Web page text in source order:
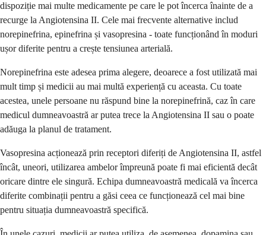
dispoziție mai multe medicamente pe care le pot încerca înainte de a
recurge la Angiotensina II. Cele mai frecvente alternative includ
norepinefrina, epinefrina și vasopresina - toate funcționând în moduri
ușor diferite pentru a crește tensiunea arterială.
Norepinefrina este adesea prima alegere, deoarece a fost utilizată mai
mult timp și medicii au mai multă experiență cu aceasta. Cu toate
acestea, unele persoane nu răspund bine la norepinefrină, caz în care
medicul dumneavoastră ar putea trece la Angiotensina II sau o poate
adăuga la planul de tratament.
Vasopresina acționează prin receptori diferiți de Angiotensina II, astfel
încât, uneori, utilizarea ambelor împreună poate fi mai eficientă decât
oricare dintre ele singură. Echipa dumneavoastră medicală va încerca
diferite combinații pentru a găsi ceea ce funcționează cel mai bine
pentru situația dumneavoastră specifică.